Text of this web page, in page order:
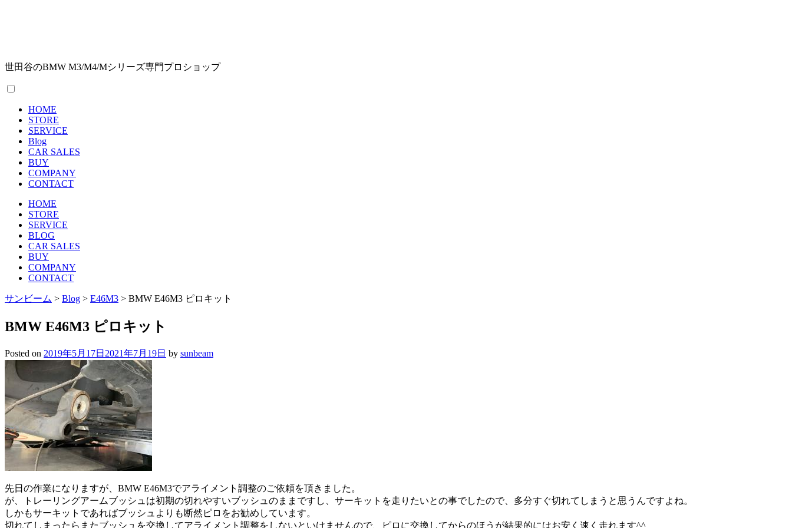
世田谷のBMW M3/M4/Mシリーズ専門プロショップ
HOME
STORE
SERVICE
Blog
CAR SALES
BUY
COMPANY
CONTACT
HOME
STORE
SERVICE
BLOG
CAR SALES
BUY
COMPANY
CONTACT
サンビーム > Blog > E46M3 > BMW E46M3 ピロキット
BMW E46M3 ピロキット
Posted on 2019年5月17日 2021年7月19日 by sunbeam
先日の作業になりますが、BMW E46M3でアライメント調整のご依頼を頂きました。
が、トレーリングアームブッシュは初期の切れやすいブッシュのままですし、サーキットを走りたいとの事でしたので、多分すぐ切れてしまうと思うんですよね。
しかもサーキットであればブッシュよりも断然ピロをお勧めしています。
切れてしまったらまたブッシュを交換してアライメント調整をしないといけませんので、ピロに交換してからのほうが結果的にはお安く速く走れます^^